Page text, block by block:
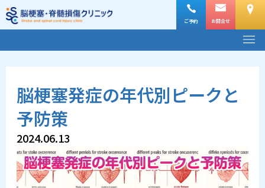
内
容
ご予約 お問合せ
メ
ニ
脳梗塞発症の年代別ピークと
予防策
2024.06.13